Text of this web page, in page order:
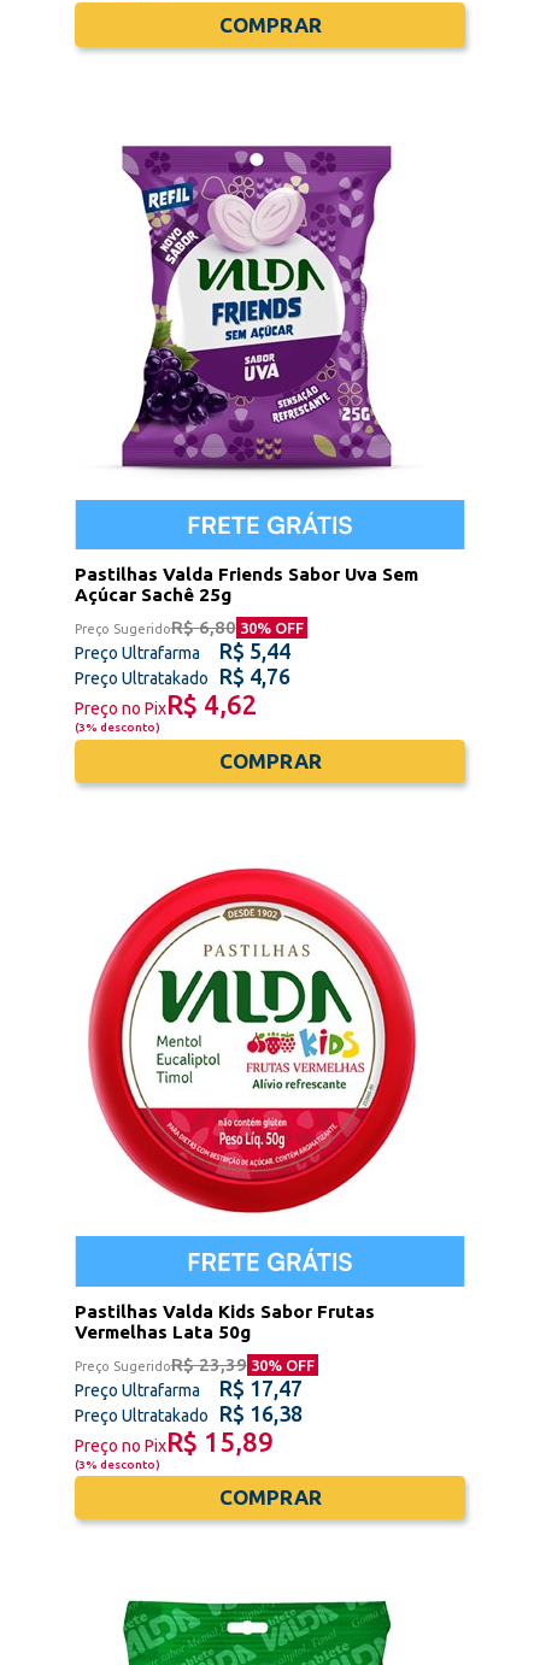
COMPRAR
Pastilhas Valda Friends Sabor Uva Sem
Açúcar Sachê 25g
Preço SugeridoR$ 6,80 30% OFF
Preço Ultrafarma R$ 5,44
Preço Ultratakado R$ 4,76
Preço no PixR$ 4,62
(3% desconto)
COMPRAR
Pastilhas Valda Kids Sabor Frutas
Vermelhas Lata 50g
Preço SugeridoR$ 23,39 30% OFF
Preço Ultrafarma R$ 17,47
Preço Ultratakado R$ 16,38
Preço no PixR$ 15,89
(3% desconto)
COMPRAR